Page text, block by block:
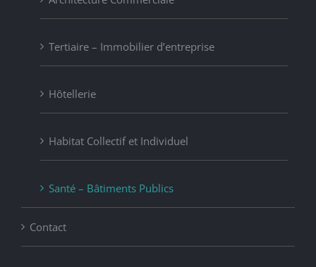
Tertiaire – Immobilier d’entreprise
Hôtellerie
Habitat Collectif et Individuel
Santé – Bâtiments Publics
Contact